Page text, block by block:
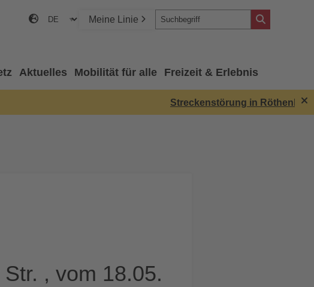
Meine Linie
Aktuelles Mobilität für alle Freizeit & Erlebnis
Streckenstörung in
, vom 18.05.